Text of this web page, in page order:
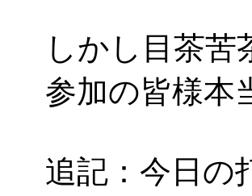
しかし目茶苦
参加の皆様本
追記：今日の